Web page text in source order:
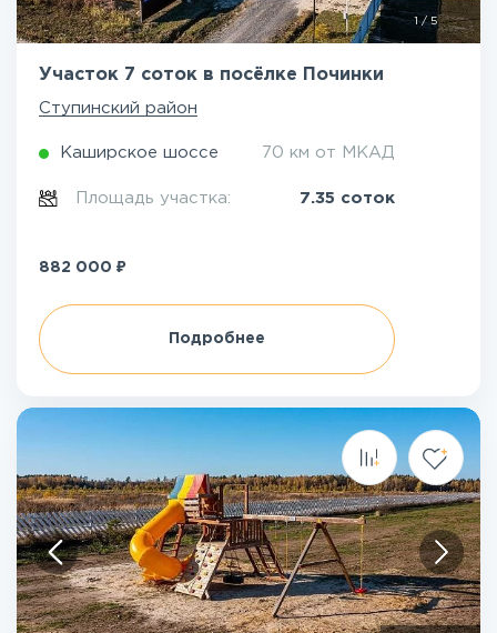
/5
Участок 7 соток в посёлке Починки
Ступинский район
Каширское шоссе 70 км от МКАД
Площадь участка: 7.35 соток
882 000 ₽
Подробнее